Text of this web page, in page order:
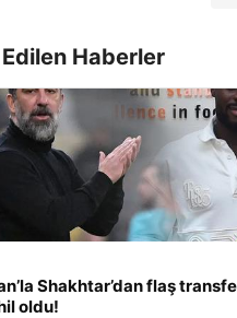
Haberler
Shakhtar’dan flaş
oldu!